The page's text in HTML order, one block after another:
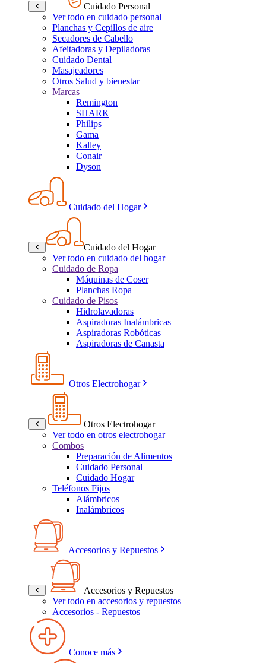
Cuidado Personal
Ver todo en cuidado personal
Planchas y Cepillos de aire
Secadores de Cabello
Afeitadoras y Depiladoras
Cuidado Dental
Masajeadores
Otros Salud y bienestar
Marcas
Remington
SHARK
Philips
Gama
Kalley
Conair
Dyson
Cuidado del Hogar
Cuidado del Hogar
Ver todo en cuidado del hogar
Cuidado de Ropa
Máquinas de Coser
Planchas Ropa
Cuidado de Pisos
Hidrolavadoras
Aspiradoras Inalámbricas
Aspiradoras Robóticas
Aspiradoras de Canasta
Otros Electrohogar
Otros Electrohogar
Ver todo en otros electrohogar
Combos
Preparación de Alimentos
Cuidado Personal
Cuidado Hogar
Teléfonos Fijos
Alámbricos
Inalámbricos
Accesorios y Repuestos
Accesorios y Repuestos
Ver todo en accesorios y repuestos
Accesorios - Repuestos
Conoce más